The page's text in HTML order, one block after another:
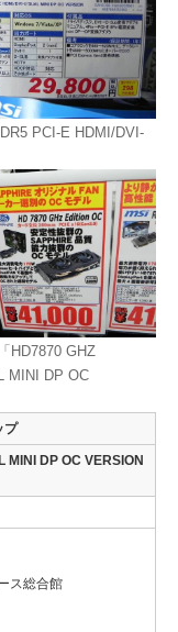
PCI-E HDMI/DVI-
HD7870 GHZ
MINI DP OC
プ
MINI DP OC VERSION
ス総合館